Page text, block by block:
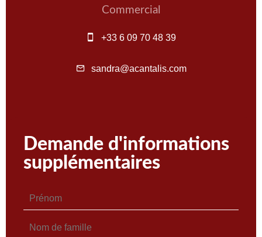
Commercial
+33 6 09 70 48 39
sandra@acantalis.com
Demande d'informations
supplémentaires